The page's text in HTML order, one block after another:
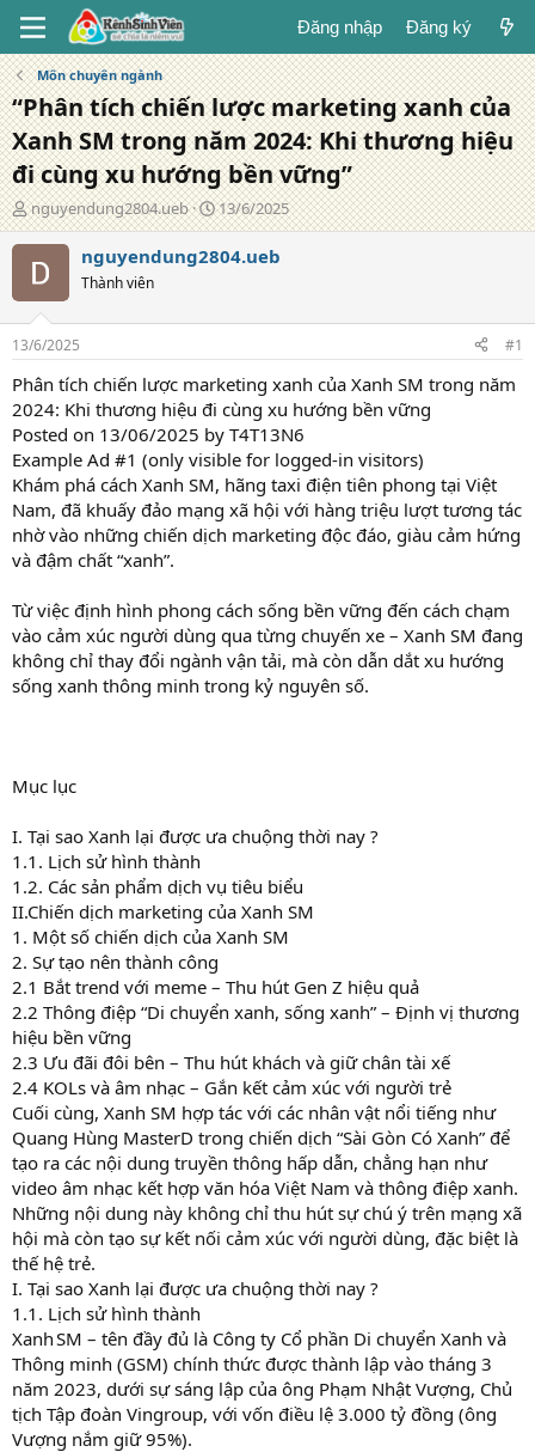
Đăng nhập Đăng ký
Môn chuyên ngành
“Phân tích chiến lược marketing xanh của
Xanh SM trong năm 2024: Khi thương hiệu
đi cùng xu hướng bền vững”
T
á
c
g
ả
nguyendung2804.ueb
N
g
à
g
13/6/2025
nguyendung2804.ueb
Thành viên
13/6/2025 #1
Phân tích chiến lược marketing xanh của Xanh SM trong năm
2024: Khi thương hiệu đi cùng xu hướng bền vững
Posted on 13/06/2025 by T4T13N6
Example Ad #1 (only visible for logged-in visitors)
Khám phá cách Xanh SM, hãng taxi điện tiên phong tại Việt
Nam, đã khuấy đảo mạng xã hội với hàng triệu lượt tương tác
nhờ vào những chiến dịch marketing độc đáo, giàu cảm hứng
và đậm chất “xanh”.
Từ việc định hình phong cách sống bền vững đến cách chạm
vào cảm xúc người dùng qua từng chuyến xe – Xanh SM đang
không chỉ thay đổi ngành vận tải, mà còn dẫn dắt xu hướng
sống xanh thông minh trong kỷ nguyên số.
Mục lục
I. Tại sao Xanh lại được ưa chuộng thời nay ?
1.1. Lịch sử hình thành
1.2. Các sản phẩm dịch vụ tiêu biểu
II.Chiến dịch marketing của Xanh SM
1. Một số chiến dịch của Xanh SM
2. Sự tạo nên thành công
2.1 Bắt trend với meme – Thu hút Gen Z hiệu quả
2.2 Thông điệp “Di chuyển xanh, sống xanh” – Định vị thương
hiệu bền vững
2.3 Ưu đãi đôi bên – Thu hút khách và giữ chân tài xế
2.4 KOLs và âm nhạc – Gắn kết cảm xúc với người trẻ
Cuối cùng, Xanh SM hợp tác với các nhân vật nổi tiếng như
Quang Hùng MasterD trong chiến dịch “Sài Gòn Có Xanh” để
tạo ra các nội dung truyền thông hấp dẫn, chẳng hạn như
video âm nhạc kết hợp văn hóa Việt Nam và thông điệp xanh.
Những nội dung này không chỉ thu hút sự chú ý trên mạng xã
hội mà còn tạo sự kết nối cảm xúc với người dùng, đặc biệt là
thế hệ trẻ.
I. Tại sao Xanh lại được ưa chuộng thời nay ?
1.1. Lịch sử hình thành
Xanh SM – tên đầy đủ là Công ty Cổ phần Di chuyển Xanh và
Thông minh (GSM) chính thức được thành lập vào tháng 3
năm 2023, dưới sự sáng lập của ông Phạm Nhật Vượng, Chủ
tịch Tập đoàn Vingroup, với vốn điều lệ 3.000 tỷ đồng (ông
Vượng nắm giữ 95%).